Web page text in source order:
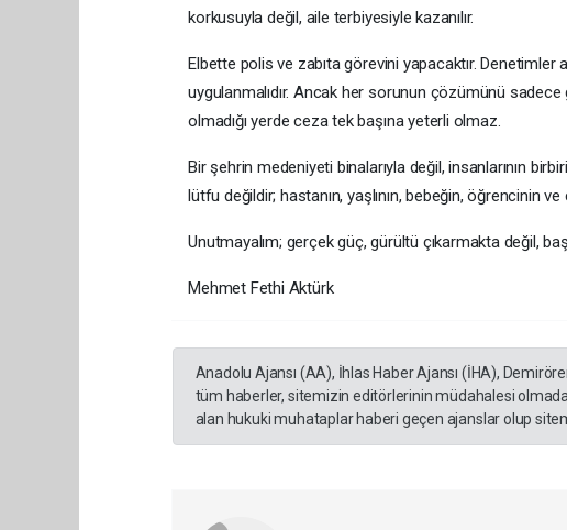
korkusuyla değil, aile terbiyesiyle kazanılır.
Elbette polis ve zabıta görevini yapacaktır. Denetimler
uygulanmalıdır. Ancak her sorunun çözümünü
olmadığı yerde ceza tek başına yeterli olmaz.
Bir şehrin medeniyeti binalarıyla değil, insanlarının
lütfu değildir; hastanın, yaşlının, bebeğin, öğrencinin ve
Unutmayalım; gerçek güç, gürültü çıkarmakta değil,
Mehmet Fethi Aktürk
Anadolu Ajansı (AA), İhlas Haber Ajansı (İHA),
tüm haberler, sitemizin editörlerinin müdahalesi
alan hukuki muhataplar haberi geçen ajanslar olup